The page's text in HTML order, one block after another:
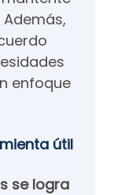
enfoque
útil
se logra